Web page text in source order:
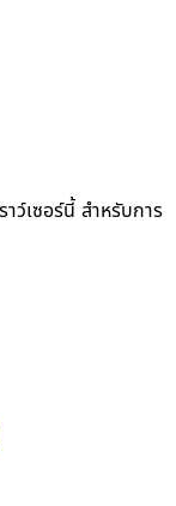
ว์เซอร์นี้ สำหรับการ